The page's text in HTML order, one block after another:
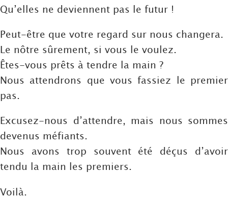
Qu’elles ne deviennent pas le futur !
Peut-être que votre regard sur nous changera.
Le nôtre sûrement, si vous le voulez.
Êtes-vous prêts à tendre la main ?
Nous attendrons que vous fassiez le premier
pas.
Excusez-nous d’attendre, mais nous sommes
devenus méfiants.
Nous avons trop souvent été déçus d’avoir
tendu la main les premiers.
Voilà.